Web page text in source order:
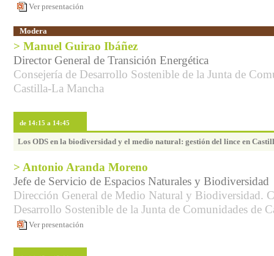
Ver presentación
Modera
> Manuel Guirao Ibáñez
Director General de Transición Energética
Consejería de Desarrollo Sostenible de la Junta de
Castilla-La Mancha
de 14:15 a 14:45
Los ODS en la biodiversidad y el medio natural: gestión del lince en
> Antonio Aranda Moreno
Jefe de Servicio de Espacios Naturales y Biodiversidad
Dirección General de Medio Natural y Biodiversidad.
Desarrollo Sostenible de la Junta de Comunidades de
Ver presentación